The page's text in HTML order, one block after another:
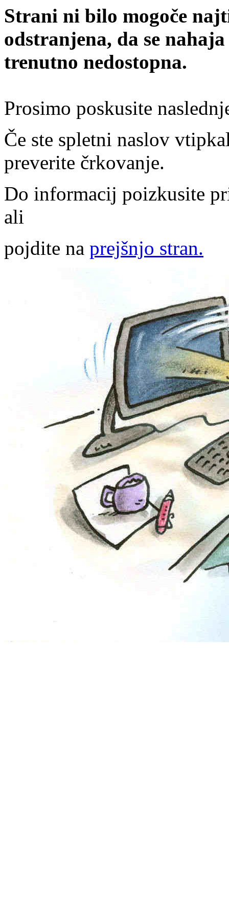
Strani ni bilo mogoče
odstranjena, da se
trenutno nedostopna.
Prosimo poskusite
Če ste spletni naslov
preverite črkovanje.
Do informacij poizkusite
ali
pojdite na prejšnjo stran.